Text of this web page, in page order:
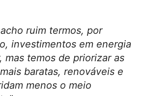
ruim termos, por
investimentos em energia
mas temos de priorizar as
baratas, renováveis e
menos o meio